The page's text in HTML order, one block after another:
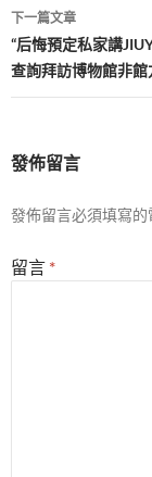
覽
下一篇文章
“后悔預定私家講
查詢拜訪博物館非館
發佈留言
發佈留言必須填寫的
留言 *